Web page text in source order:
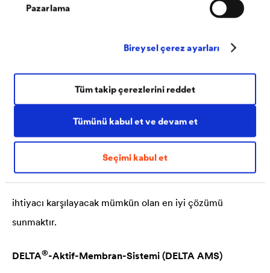
Pazarlama
Bireysel çerez ayarları
Tümünü kabul et ve devam et
Seçimi kabul et
Tüm takip çerezlerini reddet
'dan eşsiz membran teknolojileri
Yapılarımızı derimiz gibi korur
Çatı Örtüleri, akıllı teknolojiler ile üretilir.
DELTA®Çatı Membranları, uzun yıllara dayanan
tecrübe, kesintisiz AR-GE çalışmaları ve en yüksek
kalite standartlarının birer ürünüdürler. Hedefimiz her
ihtiyacı karşılayacak mümkün olan en iyi çözümü
sunmaktır.
DELTA®-Aktif-Membran-Sistemi (DELTA AMS)